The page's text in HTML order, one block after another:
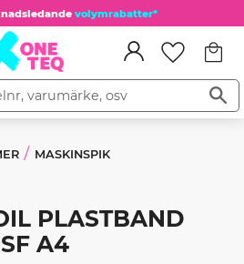
volymrabatter*
MASKINSPIK
PLASTBAND
A4